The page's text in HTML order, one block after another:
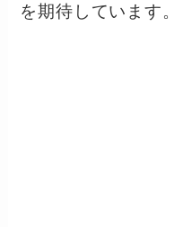
を期待しています。